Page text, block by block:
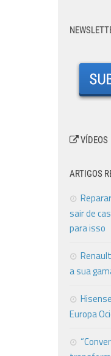
VÍDEOS
ARTIGOS
sair de
para isso
a sua
Europa